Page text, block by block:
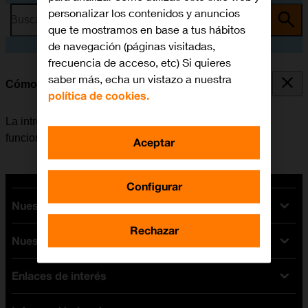
Busca por problema o tema
Cómo escribir texto
La introducción de texto se utiliza en muchas de las
funciones del móvil, por ejemplo, en notas y mensajes.
Nuestras tarifas
Tarifas Orange
Tarifas fibra y móvil
Tarifas móviles
Tarifas internet y fibra
Nuestros dispositivos
Ofertas en móviles
iPhone
Enlaces de interés
personalizar los contenidos y anuncios
que te mostramos en base a tus hábitos
de navegación (páginas visitadas,
frecuencia de acceso, etc) Si quieres
saber más, echa un vistazo a nuestra
política de cookies.
Configurar
Rechazar
Aceptar